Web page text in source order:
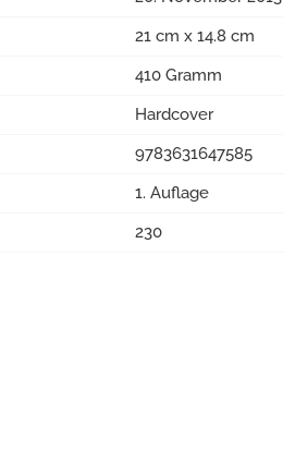
21 cm x 14.8 cm
410 Gramm
Hardcover
9783631647585
1. Auflage
230